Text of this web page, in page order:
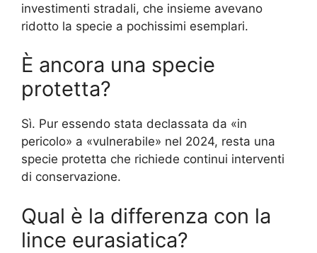
investimenti stradali, che insieme avevano
ridotto la specie a pochissimi esemplari.
È ancora una specie
protetta?
Sì. Pur essendo stata declassata da «in
pericolo» a «vulnerabile» nel 2024, resta una
specie protetta che richiede continui interventi
di conservazione.
Qual è la differenza con la
lince eurasiatica?